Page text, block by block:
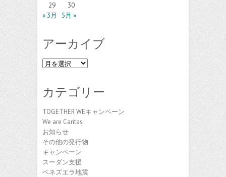
29
30
« 3月
5月 »
アーカイブ
ア
イ
カテゴリー
TOGETHER WEキャンペーン
We are Caritas
お知らせ
その他の発行物
キャンペーン
スーダン支援
ベネズエラ地震